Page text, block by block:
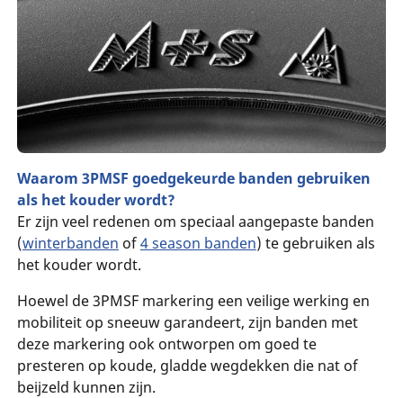
Waarom 3PMSF goedgekeurde banden gebruiken
als het kouder wordt?
Er zijn veel redenen om speciaal aangepaste banden
(winterbanden of4 season banden) te gebruiken als
het kouder wordt.
Hoewel de 3PMSF markering een veilige werking en
mobiliteit op sneeuw garandeert, zijn banden met
deze markering ook ontworpen om goed te
presteren op koude, gladde wegdekken die nat of
beijzeld kunnen zijn.